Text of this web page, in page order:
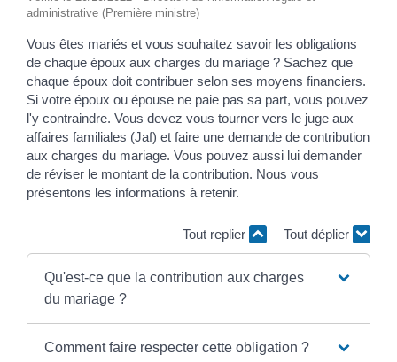
administrative (Première ministre)
Vous êtes mariés et vous souhaitez savoir les obligations
de chaque époux aux charges du mariage ? Sachez que
chaque époux doit contribuer selon ses moyens financiers.
Si votre époux ou épouse ne paie pas sa part, vous pouvez
l'y contraindre. Vous devez vous tourner vers le juge aux
affaires familiales (Jaf) et faire une demande de contribution
aux charges du mariage. Vous pouvez aussi lui demander
de réviser le montant de la contribution. Nous vous
présentons les informations à retenir.
Tout replier Tout déplier
Qu'est-ce que la contribution aux charges
du mariage ?
Comment faire respecter cette obligation ?